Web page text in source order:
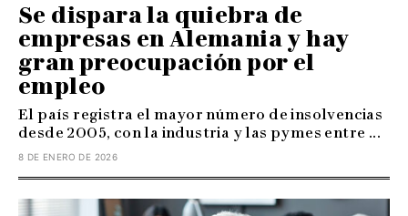
Se dispara la quiebra de
empresas en Alemania y hay
gran preocupación por el
empleo
El país registra el mayor número de insolvencias
desde 2005, con la industria y las pymes entre ...
8 DE ENERO DE 2026